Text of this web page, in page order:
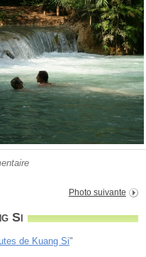
Photo suivante
Si
de Kuang Si"